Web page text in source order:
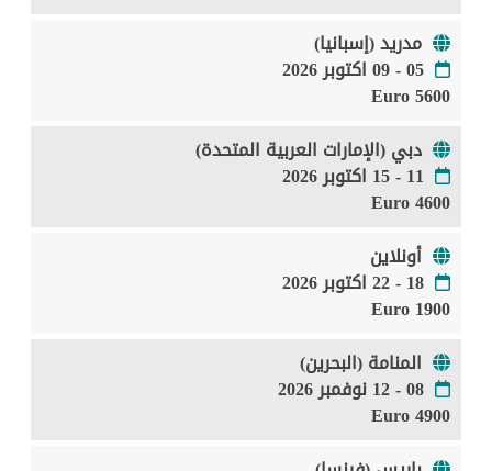
مدريد (إسبانيا)
05 - 09 اكتوبر 2026
5600 Euro
دبي (الإمارات العربية المتحدة)
11 - 15 اكتوبر 2026
4600 Euro
أونلاين
18 - 22 اكتوبر 2026
1900 Euro
المنامة (البحرين)
08 - 12 نوفمبر 2026
4900 Euro